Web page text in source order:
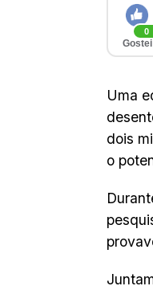
0
Gostei
Uma
dois
o